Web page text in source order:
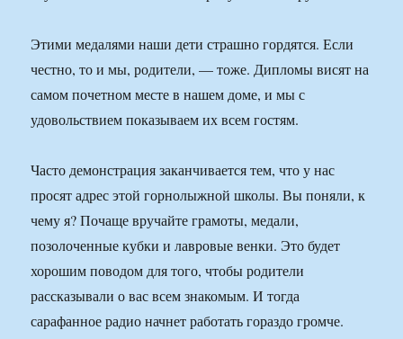
Этими медалями наши дети страшно гордятся. Если
честно, то и мы, родители, — тоже. Дипломы висят на
самом почетном месте в нашем доме, и мы с
удовольствием показываем их всем гостям.
Часто демонстрация заканчивается тем, что у нас
просят адрес этой горнолыжной школы. Вы поняли, к
чему я? Почаще вручайте грамоты, медали,
позолоченные кубки и лавровые венки. Это будет
хорошим поводом для того, чтобы родители
рассказывали о вас всем знакомым. И тогда
сарафанное радио начнет работать гораздо громче.